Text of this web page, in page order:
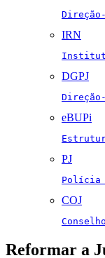
IRN
DGPJ
eBUPi
PJ
Polícia
COJ
Reformar a